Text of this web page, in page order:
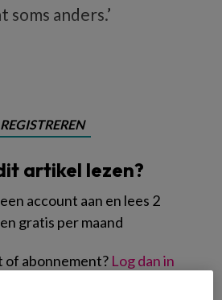
soms anders.’
REGISTREREN
artikel lezen?
account aan en lees 2
gratis per maand
of abonnement? Log dan in